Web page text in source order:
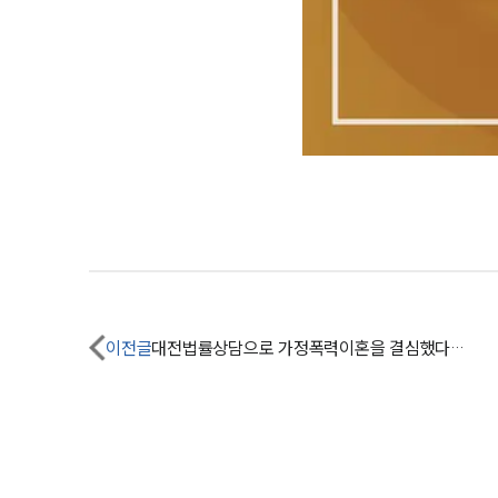
이전글 대전법률상담으로 가정폭력이혼을 결심했다면, 알아두어야 할 사항!